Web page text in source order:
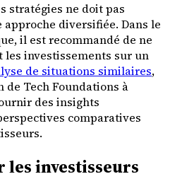
stratégies ne doit pas
diversifiée. Dans le
il est recommandé de ne
investissements sur un
de situations similaires,
de Tech Foundations à
des insights
comparatives
investisseurs